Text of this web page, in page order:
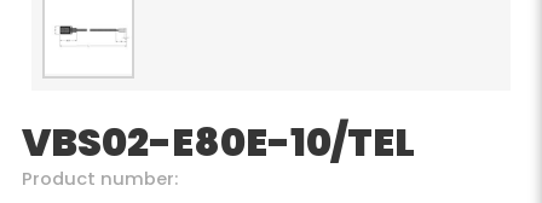
VBS02-E80E-10/TEL
Product number: